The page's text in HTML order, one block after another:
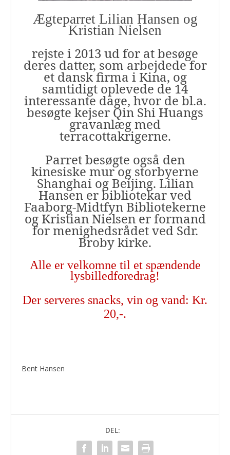
Ægteparret Lilian Hansen og
Kristian Nielsen
rejste i 2013 ud for at besøge
deres datter, som arbejdede for
et dansk firma i Kina, og
samtidigt oplevede de 14
interessante dage, hvor de bl.a.
besøgte kejser Qin Shi Huangs
gravanlægmed
terracottakrigerne.
Parret besøgte også den
kinesiske mur og storbyerne
Shanghai og Beijing. Lilian
Hansen er bibliotekar ved
Faaborg-Midtfyn Bibliotekerne
og Kristian Nielsen er formand
for menighedsrådet ved Sdr.
Broby kirke.
Alle er velkomne til et spændende
lysbilledforedrag!
Der serveres snacks, vin og vand: Kr.
20,-.
Bent Hansen
DEL: